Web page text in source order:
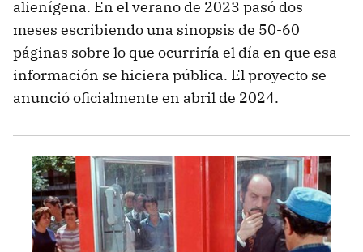
alienígena. En el verano de 2023 pasó dos
meses escribiendo una sinopsis de 50-60
páginas sobre lo que ocurriría el día en que esa
información se hiciera pública. El proyecto se
anunció oficialmente en abril de 2024.